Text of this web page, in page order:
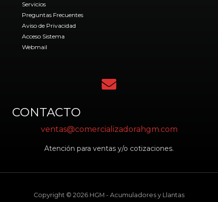
Servicios
Preguntas Frecuentes
Aviso de Privacidad
Acceso Sistema
Webmail
CONTACTO
ventas@comercializadorahgm.com
Atención para ventas y/o cotizaciones.
Copyright © 2026 HGM - Acumuladores y Llantas